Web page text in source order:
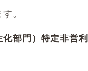
。
部門）特定非営